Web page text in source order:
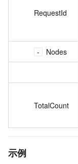
RequestId
Nodes
TotalCount
示例